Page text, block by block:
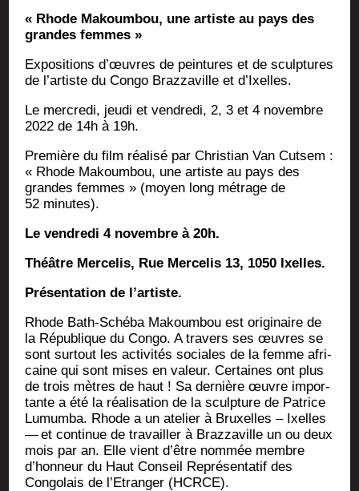
« Rhode Makoum­bou, une artiste au pays des
grandes femmes »
Expo­si­tions d’œuvres de pein­tures et de sculp­tures
de l’artiste du Congo Braz­za­ville et d’Ixelles.
Le mer­cre­di, jeu­di et ven­dre­di, 2, 3 et 4 novembre
2022 de 14h à 19h.
Pre­mière du film réa­li­sé par Chris­tian Van Cut­sem :
« Rhode Makoum­bou, une artiste au pays des
grandes femmes » (moyen long métrage de
52 minutes).
Le ven­dre­di 4 novembre à 20h.
Théâtre Mer­ce­lis, Rue Mer­ce­lis 13, 1050 Ixelles.
Pré­sen­ta­tion de l’artiste.
Rhode Bath-Sché­ba Makoum­bou est ori­gi­naire de
la Répu­blique du Congo. A tra­vers ses œuvres se
sont sur­tout les acti­vi­tés sociales de la femme afri­
caine qui sont mises en valeur. Cer­taines ont plus
de trois mètres de haut ! Sa der­nière œuvre impor­
tante a été la réa­li­sa­tion de la sculp­ture de Patrice
Lumum­ba. Rhode a un ate­lier à Bruxelles – Ixelles
— et conti­nue de tra­vailler à Braz­za­ville un ou deux
mois par an. Elle vient d’être nom­mée membre
d’hon­neur du Haut Conseil Repré­sen­ta­tif des
Congo­lais de l’Etranger (HCRCE).